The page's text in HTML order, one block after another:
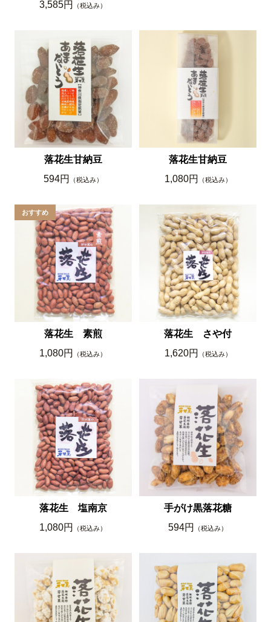
3,585円 （税込み）
落花生甘納豆
594円
（税込み）
落花生甘納豆
1,080円
（税込み）
落花生 素煎
1,080円
（税込み）
落花生 さや付
1,620円
（税込み）
落花生 塩南京
1,080円
（税込み）
手がけ黒落花糖
594円
（税込み）